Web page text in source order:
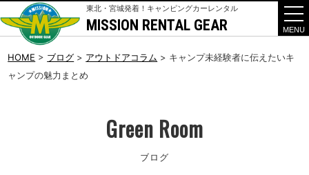
東北・宮城発着！キャンピングカーレンタル
MISSION RENTAL GEAR
t
o
g
HOME > ブログ > アウトドアコラム > キャンプ未経験者に伝えたいキ
ャンプの魅力まとめ
Green Room
ブログ